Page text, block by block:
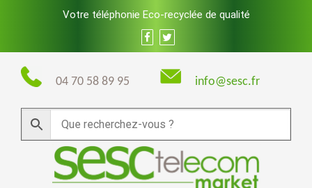
Votre téléphonie Eco-recyclée de qualité
04 70 58 89 95 info@sesc.fr